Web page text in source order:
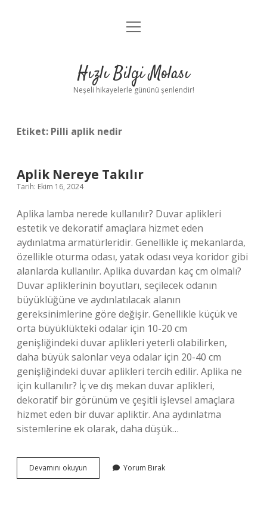
Anasayfa
Yasal Uyarı
menüyü
Hızlı Bilgi Molası
Neşeli hikayelerle gününü şenlendir!
Etiket: Pilli aplik nedir
Aplik Nereye Takılır
Tarih: Ekim 16, 2024
Aplika lamba nerede kullanılır? Duvar aplikleri
estetik ve dekoratif amaçlara hizmet eden
aydınlatma armatürleridir. Genellikle iç mekanlarda,
özellikle oturma odası, yatak odası veya koridor gibi
alanlarda kullanılır. Aplika duvardan kaç cm olmalı?
Duvar apliklerinin boyutları, seçilecek odanın
büyüklüğüne ve aydınlatılacak alanın
gereksinimlerine göre değişir. Genellikle küçük ve
orta büyüklükteki odalar için 10-20 cm
genişliğindeki duvar aplikleri yeterli olabilirken,
daha büyük salonlar veya odalar için 20-40 cm
genişliğindeki duvar aplikleri tercih edilir. Aplika ne
için kullanılır? İç ve dış mekan duvar aplikleri,
dekoratif bir görünüm ve çeşitli işlevsel amaçlara
hizmet eden bir duvar apliktir. Ana aydınlatma
sistemlerine ek olarak, daha düşük…
Devamını okuyun
Nereye
Yorum Bırak